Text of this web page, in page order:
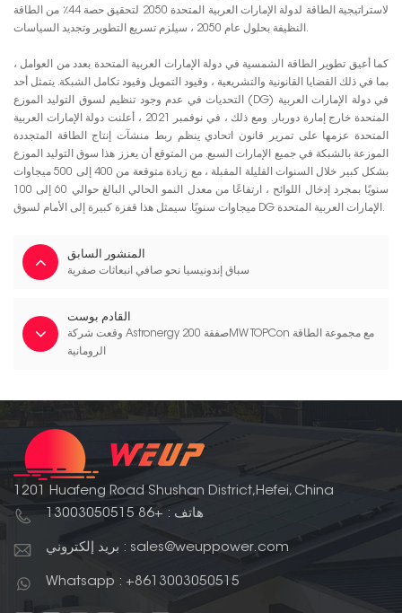
لاستراتيجية الطاقة لدولة الإمارات العربية المتحدة 2050 لتحقيق حصة 44٪ من الطاقة
النظيفة بحلول عام 2050 ، سيلزم تسريع التطوير وتجديد السياسات.
كما أعيق تطوير الطاقة الشمسية في دولة الإمارات العربية المتحدة بعدد من العوامل ،
بما في ذلك القضايا القانونية والتشريعية ، وقيود التمويل وقيود تكامل الشبكة. يتمثل أحد
التحديات في عدم وجود تنظيم لسوق التوليد الموزع (DG) في دولة الإمارات العربية
المتحدة خارج إمارة دوربار. ومع ذلك ، في نوفمبر 2021 ، أعلنت دولة الإمارات العربية
المتحدة عزمها على تمرير قانون اتحادي ينظم ربط منشآت إنتاج الطاقة المتجددة
الموزعة بالشبكة في جميع الإمارات السبع. من المتوقع أن يعزز هذا سوق التوليد الموزع
بشكل كبير خلال السنوات القليلة المقبلة ، مع زيادة متوقعة من 400 إلى 500 ميجاوات
سنويًا بمجرد إدخال اللوائح ، ارتفاعًا من معدل النمو الحالي البالغ حوالي 60 إلى 100
ميجاوات سنويًا. سيمثل هذا قفزة كبيرة إلى الأمام لسوق DG الإمارات العربية المتحدة.
المنشور السابق
سباق إندونيسيا نحو صافي انبعاثات صفرية
القادم بوست
وقعت شركة Astronergy صفقة 200MW TOPCon مع مجموعة الطاقة
الرومانية
1201 Huafeng Road Shushan District,Hefei, China
هاتف : +86 13003050515
بريد إلكتروني : sales@weuppower.com
Whatsapp : +8613003050515